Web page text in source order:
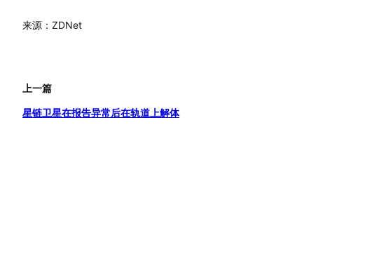
来源：ZDNet
上一篇
星链卫星在报告异常后在轨道上解体